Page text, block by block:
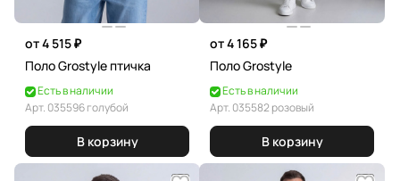
от 4 515 ₽
Поло Grostyle птичка
Есть в наличии
Арт. 035596 голубой
В корзину
от 4 165 ₽
Поло Grostyle
Есть в наличии
Арт. 035582 розовый
В корзину